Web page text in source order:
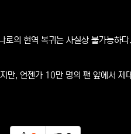
의 현역 복귀는 사실상 불가능하
만, 언젠가 10만 명의 팬 앞에서